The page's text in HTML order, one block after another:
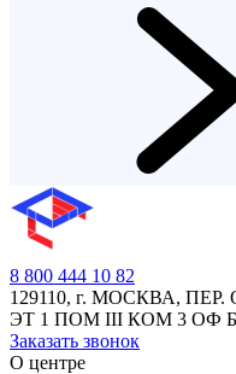
8 800 444 10 82
129110, г. МОСКВА,
ЭТ 1 ПОМ III КОМ 3 ОФ
Заказать звонок
О центре